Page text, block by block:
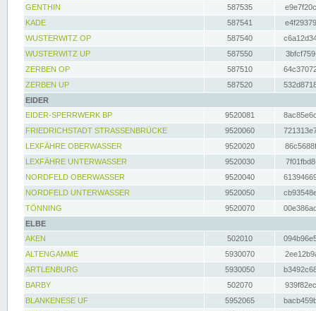
GENTHIN
587535
KADE
587541
WUSTERWITZ OP
587540
WUSTERWITZ UP
587550
ZERBEN OP
587510
ZERBEN UP
587520
EIDER
EIDER-SPERRWERK BP
9520081
FRIEDRICHSTADT STRASSENBRÜCKE
9520060
LEXFÄHRE OBERWASSER
9520020
LEXFÄHRE UNTERWASSER
9520030
NORDFELD OBERWASSER
9520040
NORDFELD UNTERWASSER
9520050
TÖNNING
9520070
ELBE
AKEN
502010
ALTENGAMME
5930070
ARTLENBURG
5930050
BARBY
502070
BLANKENESE UF
5952065